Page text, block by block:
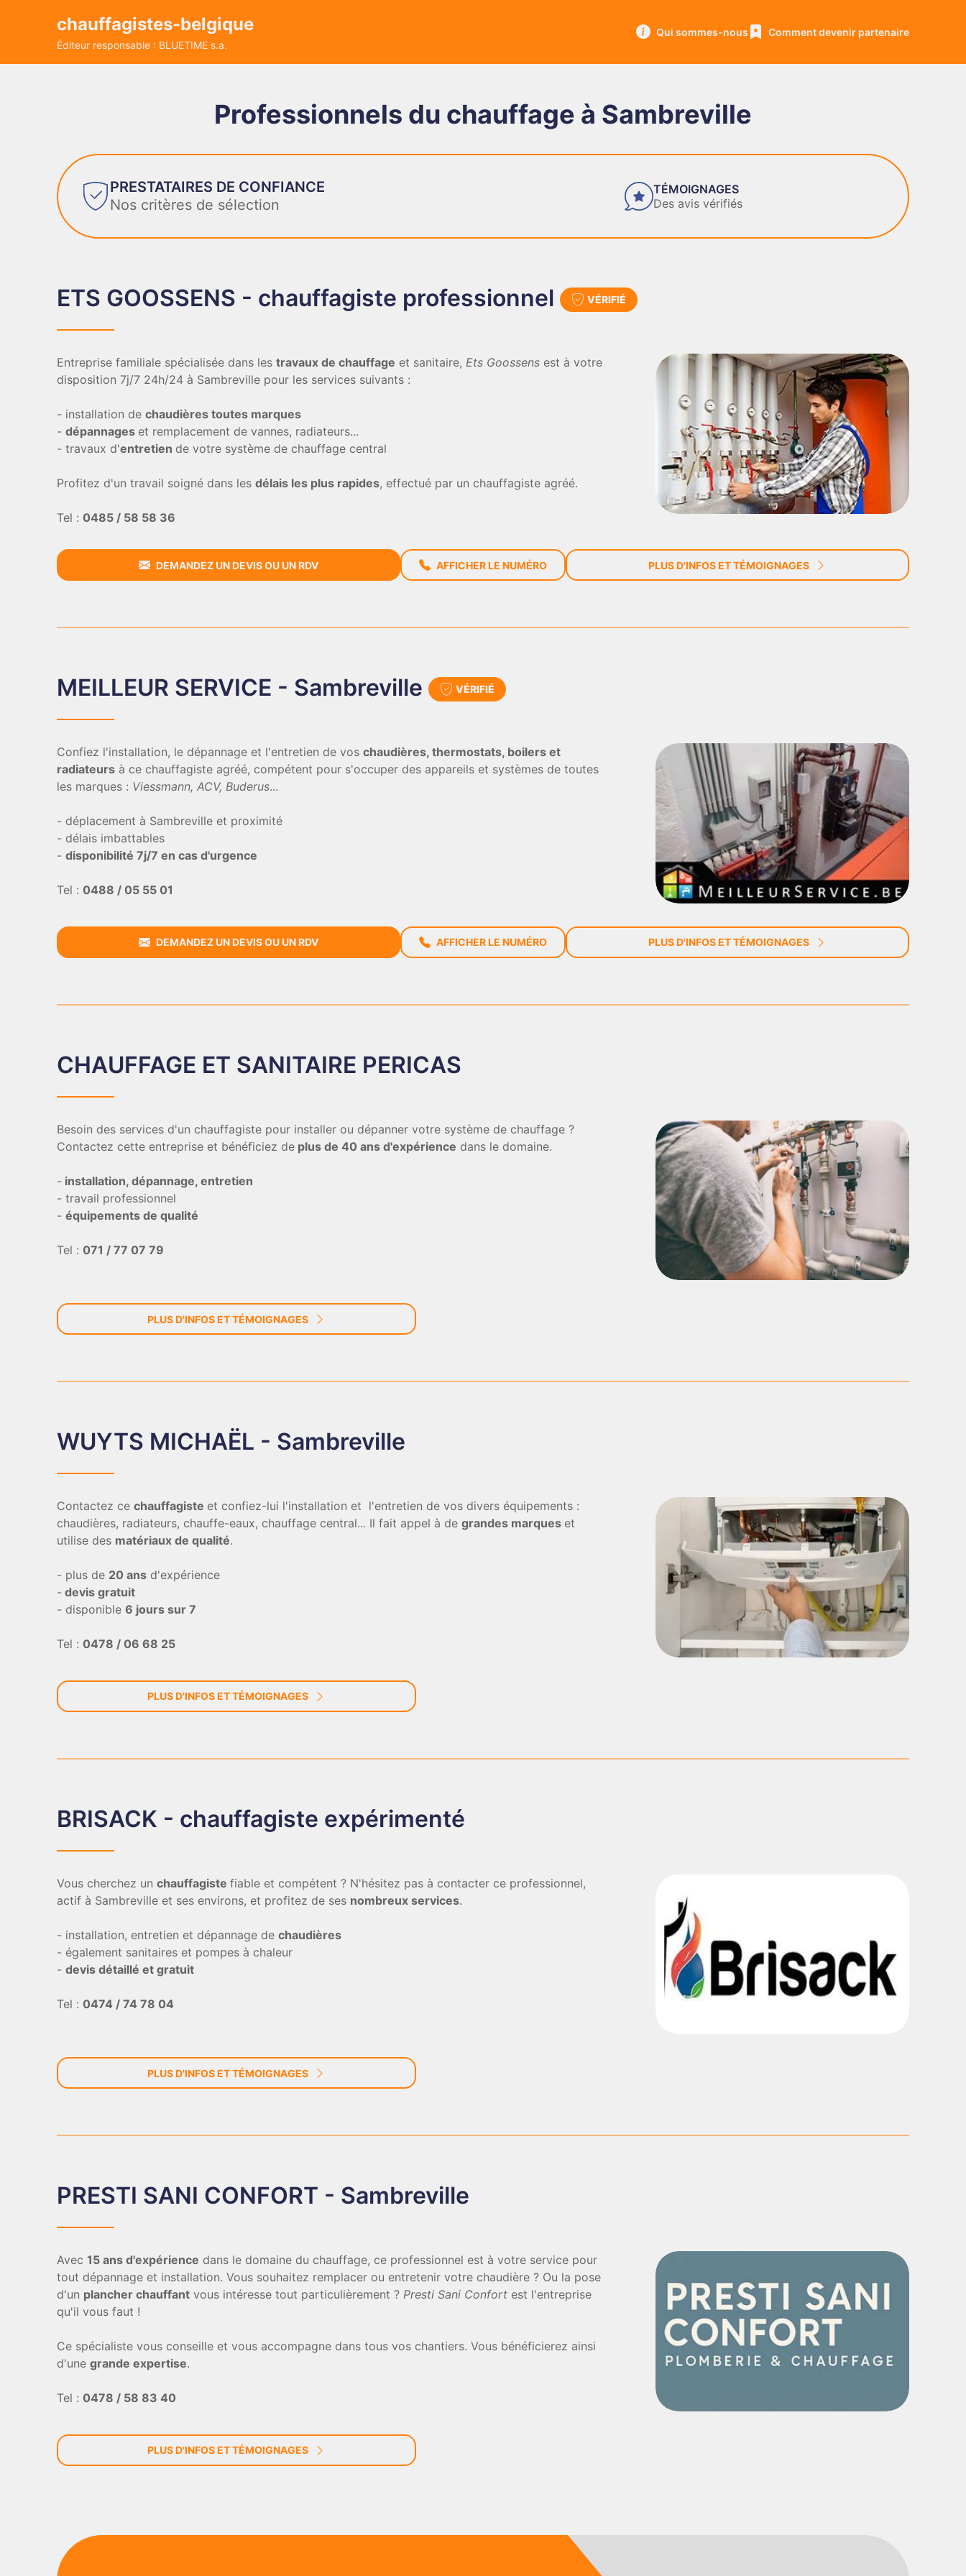
chauffagistes-belgique
Éditeur responsable : BLUETIME s.a.
Qui sommes-nous Comment devenir partenaire
Professionnels du chauffage à Sambreville
PRESTATAIRES DE CONFIANCE
Nos critères de sélection
Des entreprises de
ETS GOOSSENS - chauffagiste professionnel VÉRIFIÉ
Entreprise familiale spécialisée dans lestravaux de chauffage et sanitaire,Ets Goossens est à votre
disposition 7j/7 24h/24 à Sambreville pour les services suivants :
- installation dechaudières toutes marques
-dépannages et remplacement de vannes, radiateurs...
- travaux d'entretien de votre système de chauffage central
Profitez d'un travail soigné dans lesdélais les plus rapides, effectué par un chauffagiste agréé.
Tel : 0485 / 58 58 36
DEMANDEZ UN DEVIS OU UN RDV AFFICHER LE NUMÉRO PLUS D'INFOS ET TÉMOIGNAGES
MEILLEUR SERVICE - Sambreville VÉRIFIÉ
Confiez l'installation, le dépannage et l'entretien de voschaudières, thermostats, boilers et
radiateurs à ce chauffagiste agréé, compétent pour s'occuper des appareils et systèmes de toutes
les marques : Viessmann, ACV, Buderus...
- déplacement à Sambreville et proximité
- délais imbattables
-disponibilité 7j/7 en cas d'urgence
Tel : 0488 / 05 55 01
DEMANDEZ UN DEVIS OU UN RDV AFFICHER LE NUMÉRO PLUS D'INFOS ET TÉMOIGNAGES
CHAUFFAGE ET SANITAIRE PERICAS
Besoin des services d'un chauffagiste pour installer ou dépanner votre système de chauffage ?
Contactez cette entreprise et bénéficiez de plus de 40 ans d'expérience dans le domaine.
- installation, dépannage, entretien
- travail professionnel
-équipements de qualité
Tel : 071 / 77 07 79
PLUS D'INFOS ET TÉMOIGNAGES
WUYTS MICHAËL - Sambreville
Contactez cechauffagiste et confiez-lui l'installation et l'entretien de vos divers équipements :
chaudières, radiateurs, chauffe-eaux, chauffage central... Il fait appel à degrandes marques et
utilise des matériaux de qualité.
- plus de 20 ans d'expérience
- devis gratuit
- disponible6 jours sur 7
Tel : 0478 / 06 68 25
PLUS D'INFOS ET TÉMOIGNAGES
BRISACK - chauffagiste expérimenté
Vous cherchez unchauffagistefiable et compétent ? N'hésitez pas à contacter ce professionnel,
actif à Sambreville et ses environs, et profitez de ses nombreux services.
- installation, entretien et dépannage dechaudières
- également sanitaires et pompes à chaleur
-devis détaillé et gratuit
Tel : 0474 / 74 78 04
PLUS D'INFOS ET TÉMOIGNAGES
PRESTI SANI CONFORT - Sambreville
Avec15 ans d'expérience dans le domaine du chauffage, ce professionnel est à votre service pour
tout dépannage et installation. Vous souhaitez remplacer ou entretenir votre chaudière ? Ou la pose
d'un plancher chauffant vous intéresse tout particulièrement ?Presti Sani Confort est l'entreprise
qu'il vous faut !
Ce spécialiste vous conseille et vous accompagne dans tous vos chantiers. Vous bénéficierez ainsi
d'unegrande expertise.
Tel : 0478 / 58 83 40
PLUS D'INFOS ET TÉMOIGNAGES